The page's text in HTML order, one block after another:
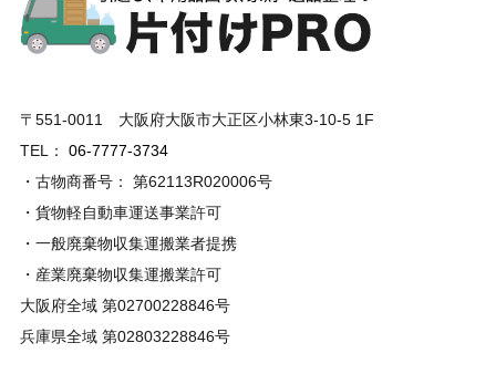
〒551-0011 大阪府大阪市大正区小林東3-10-5 1F
TEL： 06-7777-3734
・古物商番号： 第62113R020006号
・貨物軽自動車運送事業許可
・一般廃棄物収集運搬業者提携
・産業廃棄物収集運搬業許可
大阪府全域 第02700228846号
兵庫県全域 第02803228846号